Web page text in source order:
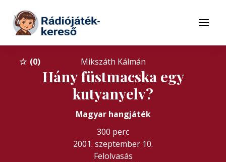
Tovább a tartalomhoz
Menü
0 Mikszáth Kálmán
Hány füstmacska egy
kutyanyelv?
Magyar hangjáték
300 perc
2001. szeptember 10.
Felolvasás